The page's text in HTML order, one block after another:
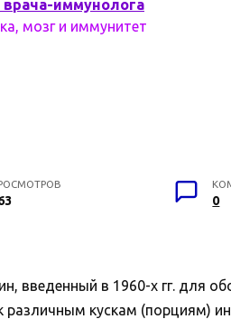
врача-иммунолога
мозг и иммунитет
0
введенный в 1960-х гг. для
различным кускам (порциям)